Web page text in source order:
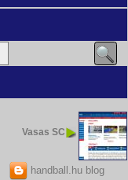
Vasas SC
handball.hu blog